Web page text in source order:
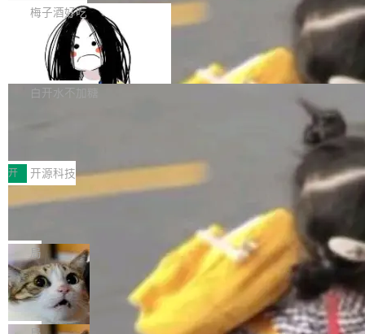
提交的编辑请求也长期处于待处理状态。 Groki
pedia 于去年底上线，定位为由人工智能生成内
容的百科平台，被马斯克视为传统众包百科网站
维基百科的替代方案。Lawfare 调查发现，无论
热门页面还是低关注度页面，均未出现近期更
是这样的：配 MessageSource 的 Bean、写 R
eloadableResourceBundleMessageSource、
声明 LocaleResolver、注册 LocaleChangeInt
erceptor…五六步之后才能看到第一行翻译文
本。 Solon 换了个方式。整个 i18n 模块围绕三
梅子酒好吃
Apache Doris 4.1 全面增强 Iceberg：
支持 UPDATE、MERGE INTO 与 Iceb
erg V3
Apache Doris 4.1 要补齐的，正是缺失的那一
半。在已有查询能力的基础上，Doris 进一步支
常维护操作，并完整支持 Iceberg V3 格式。
白开水不加糖
村国家自主创新示范区会议中心开幕。本届大会
由中关村智联软件服务业质量创新联盟主办，以
“智构可信·质创未来——AI原生时代的质量新范
式”为主题，直面AI从实验室走向规模化产业落地
的核心质量命题。会上，《2026智能研发生产力
工具选型手册》发布，Testin云测的Testin XAge
nt智能测试系统入选AI测试领域代表产品。对CI
O而言，这提示了一个转变：AI测试正在从效率
工具升级为企业的质量基础设施。 CIO面对的新
开 开源科技
让非法状态不可表示：一篇关于 ADT
有一种东西，一旦用过就回不去了。Alex Fedos
eev 管它叫"软件设计的基石"。 他说的东西不新
鲜——代数数据类型（ADT），尤其是和类型
（sum type）。但他说清楚了一件事：这不是类
型系统的学术体操，是日常编码的思维方式。 文
章从一个简单的例子切入。一个网站的深色主题
局
Cloudflare 开源内部企业 AI 平台 Clou
dflare OS
Cloudflare 发布了一个开源项目 Cloudflare O
S。如果你只看官方博客，你会觉得这是又一